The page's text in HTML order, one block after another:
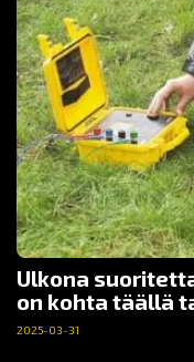
Ulkona
on kohta täällä
2025-03-31